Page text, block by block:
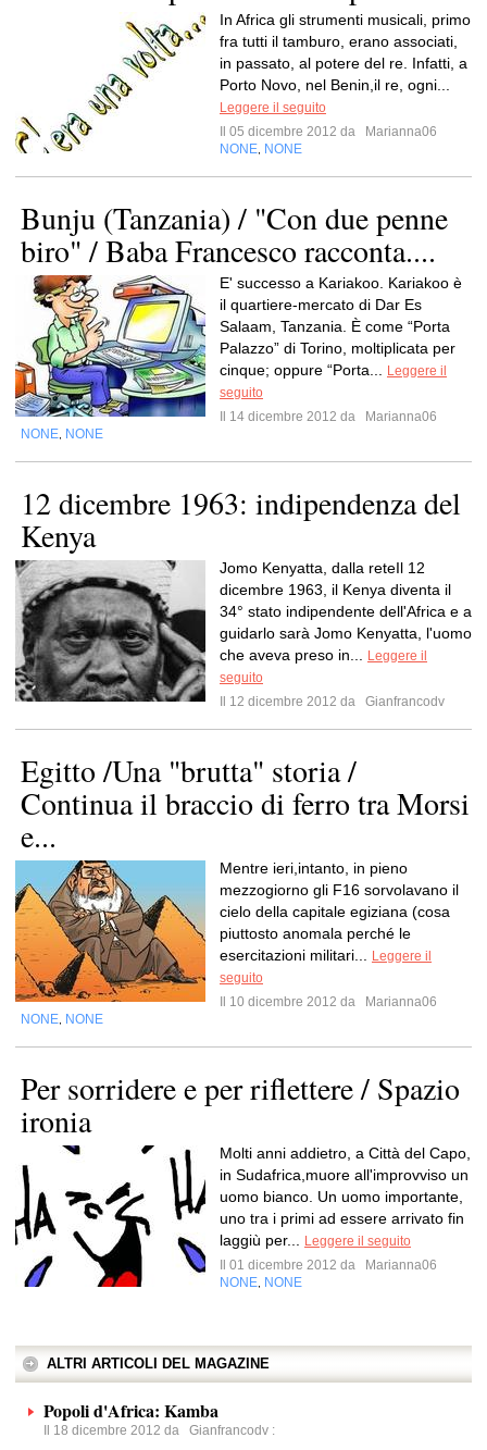
In Africa gli strumenti musicali, primo
fra tutti il tamburo, erano associati,
in passato, al potere del re. Infatti, a
Porto Novo, nel Benin,il re, ogni...
Leggere il seguito
Il 05 dicembre 2012 da
Marianna06
NONE NONE
Bunju (Tanzania) / "Con due penne
biro" / Baba Francesco racconta....
E' successo a Kariakoo. Kariakoo è
il quartiere-mercato di Dar Es
Salaam, Tanzania. È come “Porta
Palazzo” di Torino, moltiplicata per
cinque; oppure “Porta...
Leggere il
seguito
Il 14 dicembre 2012 da
Marianna06
NONE NONE
12 dicembre 1963: indipendenza del
Kenya
Jomo Kenyatta, dalla reteIl 12
dicembre 1963, il Kenya diventa il
34° stato indipendente dell'Africa e a
guidarlo sarà Jomo Kenyatta, l'uomo
che aveva preso in...
Leggere il
seguito
Il 12 dicembre 2012 da
Gianfrancodv
Egitto /Una "brutta" storia /
Continua il braccio di ferro tra Morsi
e...
Mentre ieri,intanto, in pieno
mezzogiorno gli F16 sorvolavano il
cielo della capitale egiziana (cosa
piuttosto anomala perché le
esercitazioni militari...
Leggere il
seguito
Il 10 dicembre 2012 da
Marianna06
NONE NONE
Per sorridere e per riflettere / Spazio
ironia
Molti anni addietro, a Città del Capo,
in Sudafrica,muore all'improvviso un
uomo bianco. Un uomo importante,
uno tra i primi ad essere arrivato fin
laggiù per...
Leggere il seguito
Il 01 dicembre 2012 da
Marianna06
NONE NONE
ALTRI ARTICOLI DEL MAGAZINE
Popoli d'Africa: Kamba
Il 18 dicembre 2012 da Gianfrancodv :